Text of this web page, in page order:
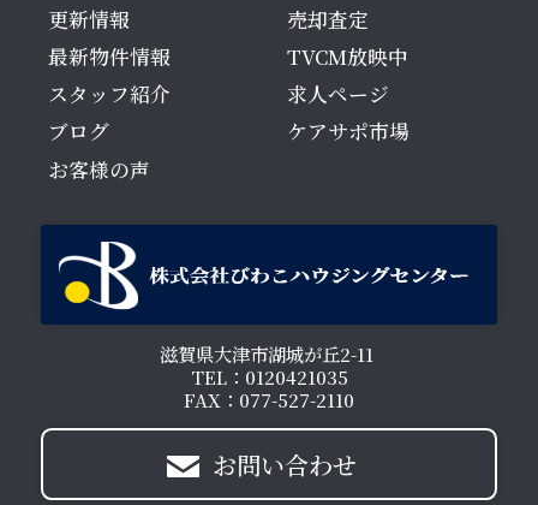
更新情報
最新物件情報
スタッフ紹介
ブログ
お客様の声
売却査定
TVCM放映中
求人ページ
ケアサポ市場
滋賀県大津市湖城が丘2-11
TEL：0120421035
FAX：077-527-2110
お問い合わせ